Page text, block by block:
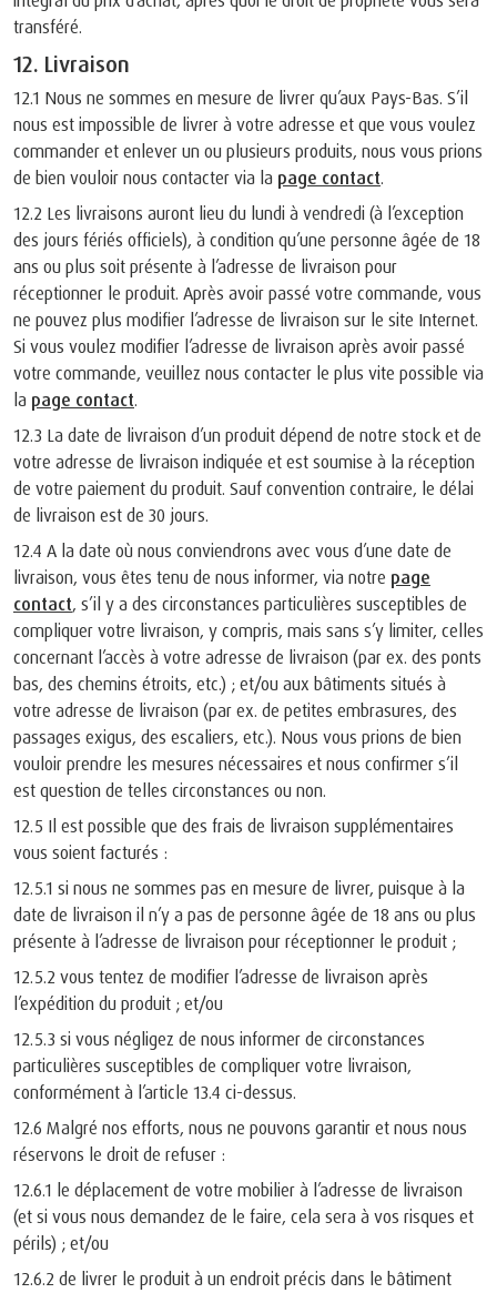
transféré.
12. Livraison
12.1 Nous ne sommes en mesure de livrer qu’aux Pays-Bas. S’il
nous est impossible de livrer à votre adresse et que vous voulez
commander et enlever un ou plusieurs produits, nous vous prions
de bien vouloir nous contacter via la page contact.
12.2 Les livraisons auront lieu du lundi à vendredi (à l’exception
des jours fériés officiels), à condition qu’une personne âgée de 18
ans ou plus soit présente à l’adresse de livraison pour
réceptionner le produit. Après avoir passé votre commande, vous
ne pouvez plus modifier l’adresse de livraison sur le site Internet.
Si vous voulez modifier l’adresse de livraison après avoir passé
votre commande, veuillez nous contacter le plus vite possible via
la page contact.
12.3 La date de livraison d’un produit dépend de notre stock et de
votre adresse de livraison indiquée et est soumise à la réception
de votre paiement du produit. Sauf convention contraire, le délai
de livraison est de 30 jours.
12.4 A la date où nous conviendrons avec vous d’une date de
livraison, vous êtes tenu de nous informer, via notre page
contact, s’il y a des circonstances particulières susceptibles de
compliquer votre livraison, y compris, mais sans s’y limiter, celles
concernant l’accès à votre adresse de livraison (par ex. des ponts
bas, des chemins étroits, etc.) ; et/ou aux bâtiments situés à
votre adresse de livraison (par ex. de petites embrasures, des
passages exigus, des escaliers, etc.). Nous vous prions de bien
vouloir prendre les mesures nécessaires et nous confirmer s’il
est question de telles circonstances ou non.
12.5 Il est possible que des frais de livraison supplémentaires
vous soient facturés :
12.5.1 si nous ne sommes pas en mesure de livrer, puisque à la
date de livraison il n’y a pas de personne âgée de 18 ans ou plus
présente à l’adresse de livraison pour réceptionner le produit ;
12.5.2 vous tentez de modifier l’adresse de livraison après
l’expédition du produit ; et/ou
12.5.3 si vous négligez de nous informer de circonstances
particulières susceptibles de compliquer votre livraison,
conformément à l’article 13.4 ci-dessus.
12.6 Malgré nos efforts, nous ne pouvons garantir et nous nous
réservons le droit de refuser :
12.6.1 le déplacement de votre mobilier à l’adresse de livraison
(et si vous nous demandez de le faire, cela sera à vos risques et
périls) ; et/ou
12.6.2 de livrer le produit à un endroit précis dans le bâtiment